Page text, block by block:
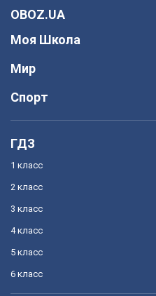
OBOZ.UA
Моя Школа
Мир
Спорт
ГДЗ
1 класс
2 класс
3 класс
4 класс
5 класс
6 класс